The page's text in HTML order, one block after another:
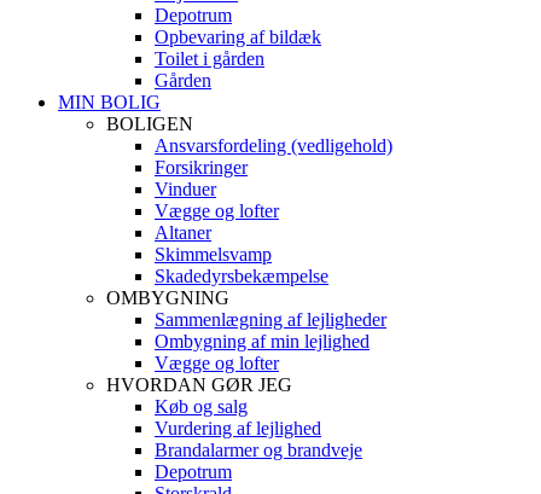
Depotrum
Opbevaring af bildæk
Toilet i gården
Gården
MIN BOLIG
BOLIGEN
Ansvarsfordeling (vedligehold)
Forsikringer
Vinduer
Vægge og lofter
Altaner
Skimmelsvamp
Skadedyrsbekæmpelse
OMBYGNING
Sammenlægning af lejligheder
Ombygning af min lejlighed
Vægge og lofter
HVORDAN GØR JEG
Køb og salg
Vurdering af lejlighed
Brandalarmer og brandveje
Depotrum